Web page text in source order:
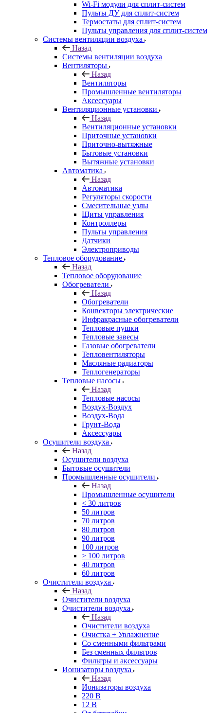
Wi-Fi модули для сплит-систем
Пульты ДУ для сплит-систем
Термостаты для сплит-систем
Пульты управления для сплит-систем
Системы вентиляции воздуха
Назад
Системы вентиляции воздуха
Вентиляторы
Назад
Вентиляторы
Промышленные вентиляторы
Аксессуары
Вентиляционные установки
Назад
Вентиляционные установки
Приточные установки
Приточно-вытяжные
Бытовые установки
Вытяжные установки
Автоматика
Назад
Автоматика
Регуляторы скорости
Смесительные узлы
Щиты управления
Контроллеры
Пульты управления
Датчики
Электроприводы
Тепловое оборудование
Назад
Тепловое оборудование
Обогреватели
Назад
Обогреватели
Конвекторы электрические
Инфракрасные обогреватели
Тепловые пушки
Тепловые завесы
Газовые обогреватели
Тепловентиляторы
Масляные радиаторы
Теплогенераторы
Тепловые насосы
Назад
Тепловые насосы
Воздух-Воздух
Воздух-Вода
Грунт-Вода
Аксессуары
Осушители воздуха
Назад
Осушители воздуха
Бытовые осушители
Промышленные осушители
Назад
Промышленные осушители
< 30 литров
50 литров
70 литров
80 литров
90 литров
100 литров
> 100 литров
40 литров
60 литров
Очистители воздуха
Назад
Очистители воздуха
Очистители воздуха
Назад
Очистители воздуха
Очистка + Увлажнение
Cо сменными фильтрами
Без сменных фильтров
Фильтры и аксессуары
Ионизаторы воздуха
Назад
Ионизаторы воздуха
220 В
12 В